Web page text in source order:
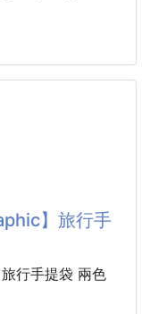
】旅行手
行手提袋 兩色